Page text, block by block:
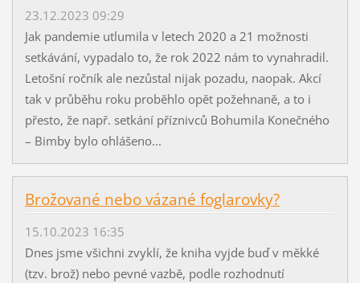
23.12.2023 09:29
Jak pandemie utlumila v letech 2020 a 21 možnosti
setkávání, vypadalo to, že rok 2022 nám to vynahradil.
Letošní ročník ale nezůstal nijak pozadu, naopak. Akcí
tak v průběhu roku proběhlo opět požehnaně, a to i
přesto, že např. setkání příznivců Bohumila Konečného
– Bimby bylo ohlášeno...
Brožované nebo vázané foglarovky?
15.10.2023 16:35
Dnes jsme všichni zvyklí, že kniha vyjde buď v měkké
(tzv. brož) nebo pevné vazbě, podle rozhodnutí